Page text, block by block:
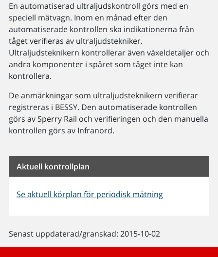
En automatiserad ultraljudskontroll görs med en
speciell mätvagn. Inom en månad efter den
automatiserade kontrollen ska indikationerna från
tåget verifieras av ultraljudstekniker.
Ultraljudsteknikern kontrollerar även växeldetaljer och
andra komponenter i spåret som tåget inte kan
kontrollera.
De anmärkningar som ultraljudsteknikern verifierar
registreras i BESSY. Den automatiserade kontrollen
görs av Sperry Rail och verifieringen och den manuella
kontrollen görs av Infranord.
Aktuell kontrollplan
Se aktuell körplan för periodisk mätning
Senast uppdaterad/granskad: 2015-10-02